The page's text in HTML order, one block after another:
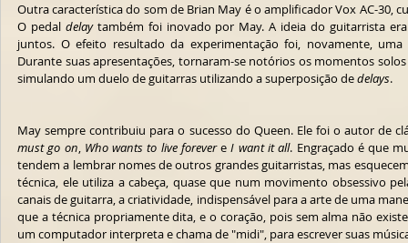
Outra característica do som de Brian May é o amplificador Vox AC-30,
O pedal delay também foi inovado por May. A ideia do guitarrista
juntos. O efeito resultado da experimentação foi, novamente,
Durante suas apresentações, tornaram-se notórios os momentos
simulando um duelo de guitarras utilizando a superposição de delays.
May sempre contribuiu para o sucesso do Queen. Ele foi o autor de
must go on, Who wants to live forever e I want it all. Engraçado é que
tendem a lembrar nomes de outros grandes guitarristas, mas
técnica, ele utiliza a cabeça, quase que num movimento obsessivo
canais de guitarra, a criatividade, indispensável para a arte de uma
que a técnica propriamente dita, e o coração, pois sem alma não
um computador interpreta e chama de "midi", para escrever suas